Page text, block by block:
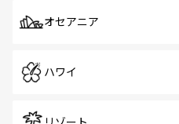
オセアニア
ハワイ